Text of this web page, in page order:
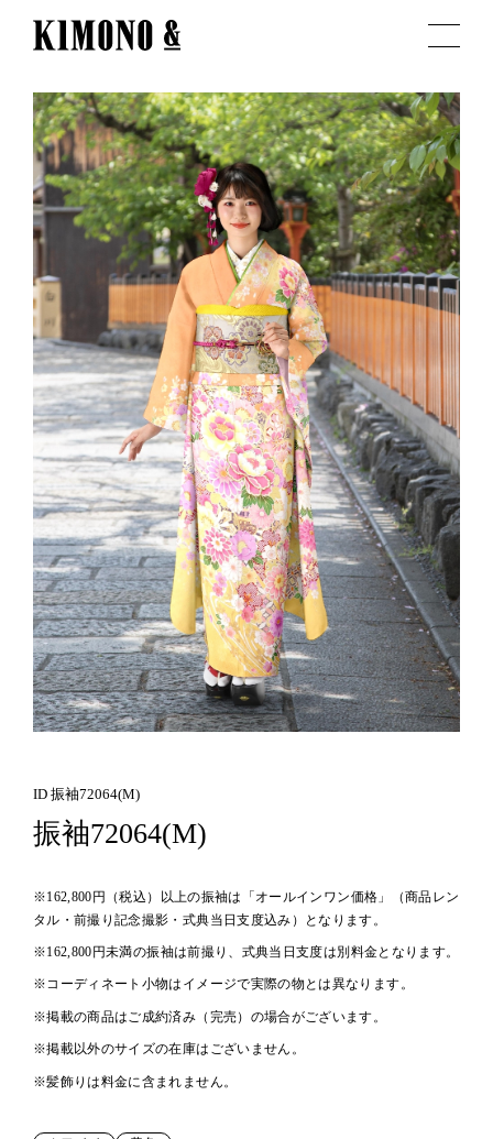
ID 振袖72064(M)
振袖72064(M)
※162,800円（税込）以上の振袖は「オールインワン価格」（商品レン
タル・前撮り記念撮影・式典当日支度込み）となります。
※162,800円未満の振袖は前撮り、式典当日支度は別料金となります。
※コーディネート小物はイメージで実際の物とは異なります。
※掲載の商品はご成約済み（完売）の場合がございます。
※掲載以外のサイズの在庫はございません。
※髪飾りは料金に含まれません。